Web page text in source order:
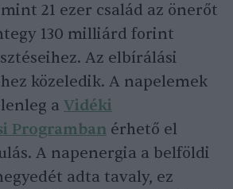
21 ezer család az önerőt
130 milliárd forint
Az elbírálási
közeledik. A napelemek
a Vidéki
Programban érhető el
A napenergia a belföldi
adta tavaly, ez